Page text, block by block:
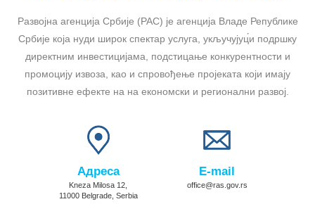
Развојна агенција Србије (РАС) је агенција Владе Републике
Србије која нуди широк спектар услуга, укључујуц́и подршку
директним инвестицијама, подстицање конкурентности и
промоцију извоза, као и спровођење пројеката који имају
позитивне ефекте на на економски и регионални развој.
Адреса
Kneza Milosa 12,
11000 Belgrade, Serbia
E-mail
office@ras.gov.rs